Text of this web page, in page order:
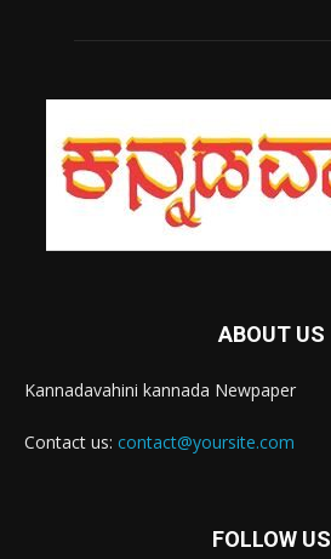
ABOUT US
Kannadavahini kannada Newpaper
Contact us: contact@yoursite.com
FOLLOW US